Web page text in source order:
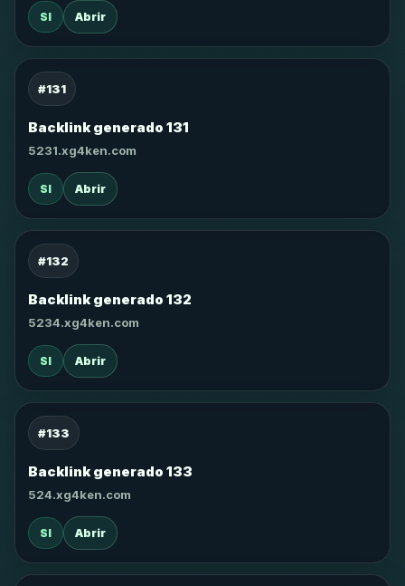
SI Abrir
#131
Backlink generado 131
5231.xg4ken.com
SI Abrir
#132
Backlink generado 132
5234.xg4ken.com
SI Abrir
#133
Backlink generado 133
524.xg4ken.com
SI Abrir